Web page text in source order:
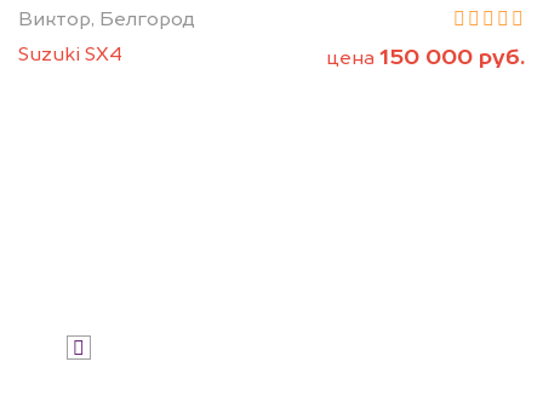
Виктор, Белгород
Suzuki SX4
цена 150 000 руб.
дороже, чем предлагают на
автоаукционах.